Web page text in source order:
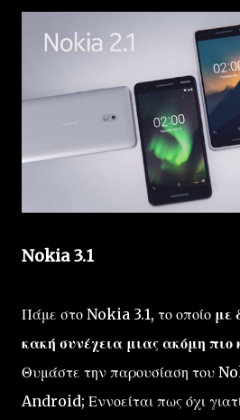
Nokia 3.1
Πάμε στο Nokia 3.1, το οποίο με
κακή συνέχεια μιας ακόμη πιο
Θυμάστε την παρουσίαση του
Android; Εννοείται πως όχι